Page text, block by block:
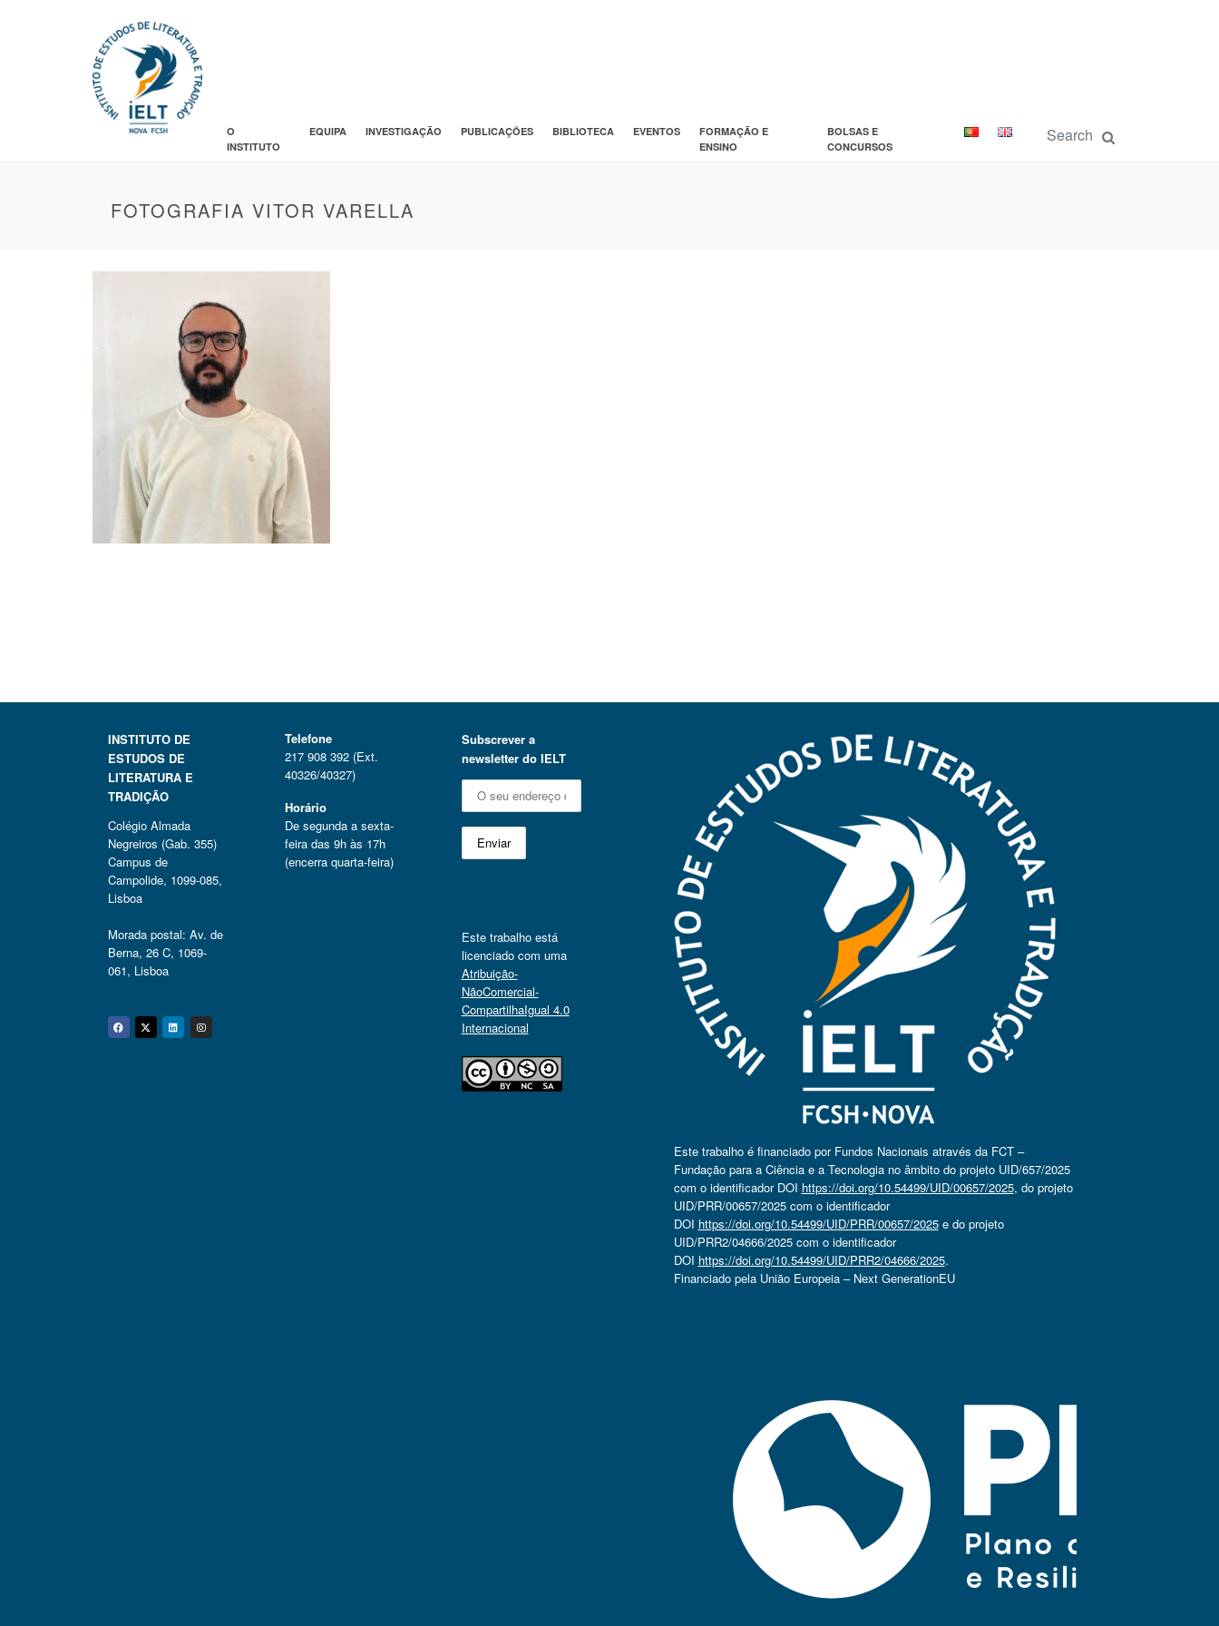
O
INSTITUTO
EQUIPA INVESTIGAÇÃO PUBLICAÇÕES BIBLIOTECA EVENTOS
FORMAÇÃO E
ENSINO
BOLSAS E
CONCURSOS
FOTOGRAFIA VITOR VARELLA
INSTITUTO DE
ESTUDOS DE
LITERATURA E
TRADIÇÃO
Colégio Almada
Negreiros (Gab. 355)
Campus de
Campolide, 1099-085,
Lisboa
Morada postal: Av. de
Berna, 26 C, 1069-
061, Lisboa
Facebook
Twitter
Linkedin
Instagram
Telefone
217 908 392 (Ext.
40326/40327)
Horário
De segunda a sexta-
feira das 9h às 17h
(encerra quarta-feira)
Subscrever a
newsletter do IELT
Este trabalho está
licenciado com uma
Atribuição-
NãoComercial-
CompartilhaIgual 4.0
Internacional
Este trabalho é financiado por Fundos Nacionais através da FCT –
Fundação para a Ciência e a Tecnologia no âmbito do projeto UID/657/2025
com o identificador DOI https://doi.org/10.54499/UID/00657/2025, do projeto
UID/PRR/00657/2025 com o identificador
DOI https://doi.org/10.54499/UID/PRR/00657/2025e do projeto
UID/PRR2/04666/2025 com o identificador
DOI https://doi.org/10.54499/UID/PRR2/04666/2025.
Financiado pela União Europeia – Next GenerationEU